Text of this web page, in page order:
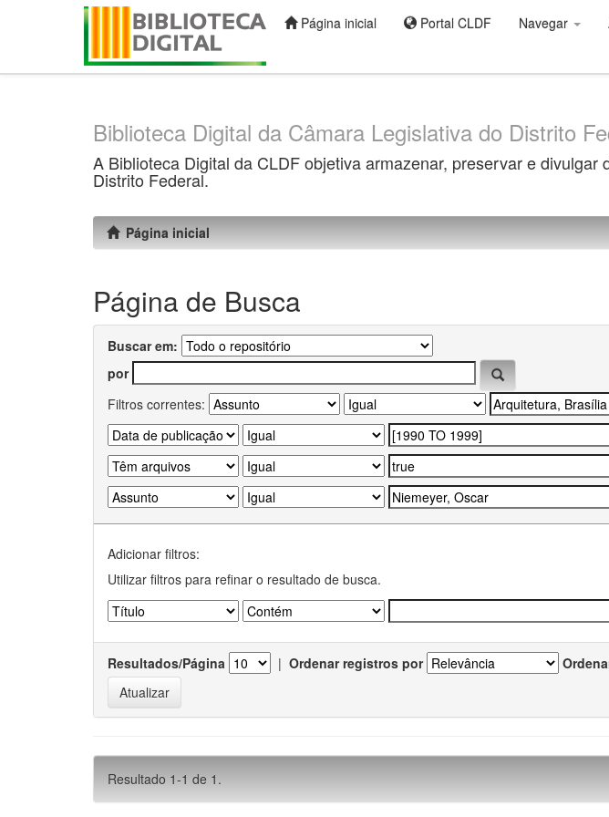
Página inicial Portal CLDF Navegar
Biblioteca Digital da Câmara Legislativa do Distrito
A Biblioteca Digital da CLDF objetiva armazenar, preservar e
Distrito Federal.
Página inicial
Página de Busca
Buscar em:
por
Filtros correntes:
Adicionar filtros:
Utilizar filtros para refinar o resultado de busca.
Resultados/Página | Ordenar registros por
Resultado 1-1 de 1.